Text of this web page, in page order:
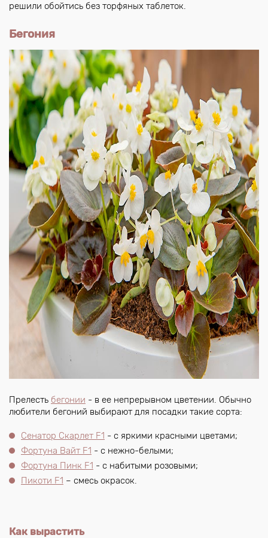
решили обойтись без торфяных таблеток.
Бегония
Прелесть бегонии - в ее непрерывном цветении. Обычно
любители бегоний выбирают для посадки такие сорта:
Сенатор Скарлет F1 - с яркими красными цветами;
Фортуна Вайт F1 - с нежно-белыми;
Фортуна Пинк F1 - с набитыми розовыми;
Пикоти F1 – смесь окрасок.
Как вырастить